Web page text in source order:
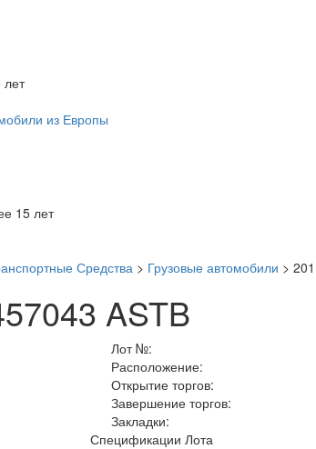
из Европы
15 лет
Средства > Грузовые автомобили >
ASTB
Лот №:
Расположение:
Открытие торгов:
Завершение торгов:
Закладки:
Спецификации Лота